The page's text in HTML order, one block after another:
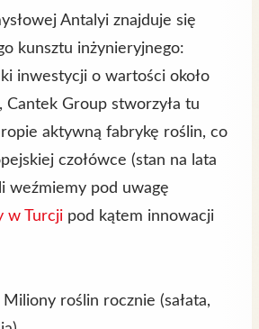
Antalyi znajduje się
kunsztu inżynieryjnego:
inwestycji o wartości około
Cantek Group stworzyła tu
aktywną fabrykę roślin, co
czołówce (stan na lata
weźmiemy pod uwagę
w Turcji pod kątem innowacji
Miliony roślin rocznie (sałata,